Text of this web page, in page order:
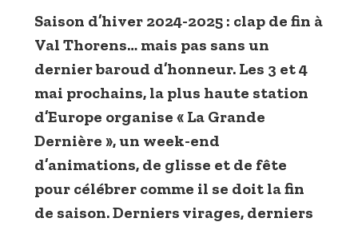
Saison d’hiver 2024-2025 : clap de fin à
Val Thorens… mais pas sans un
dernier baroud d’honneur. Les 3 et 4
mai prochains, la plus haute station
d’Europe organise « La Grande
Dernière », un week-end
d’animations, de glisse et de fête
pour célébrer comme il se doit la fin
de saison. Derniers virages, derniers